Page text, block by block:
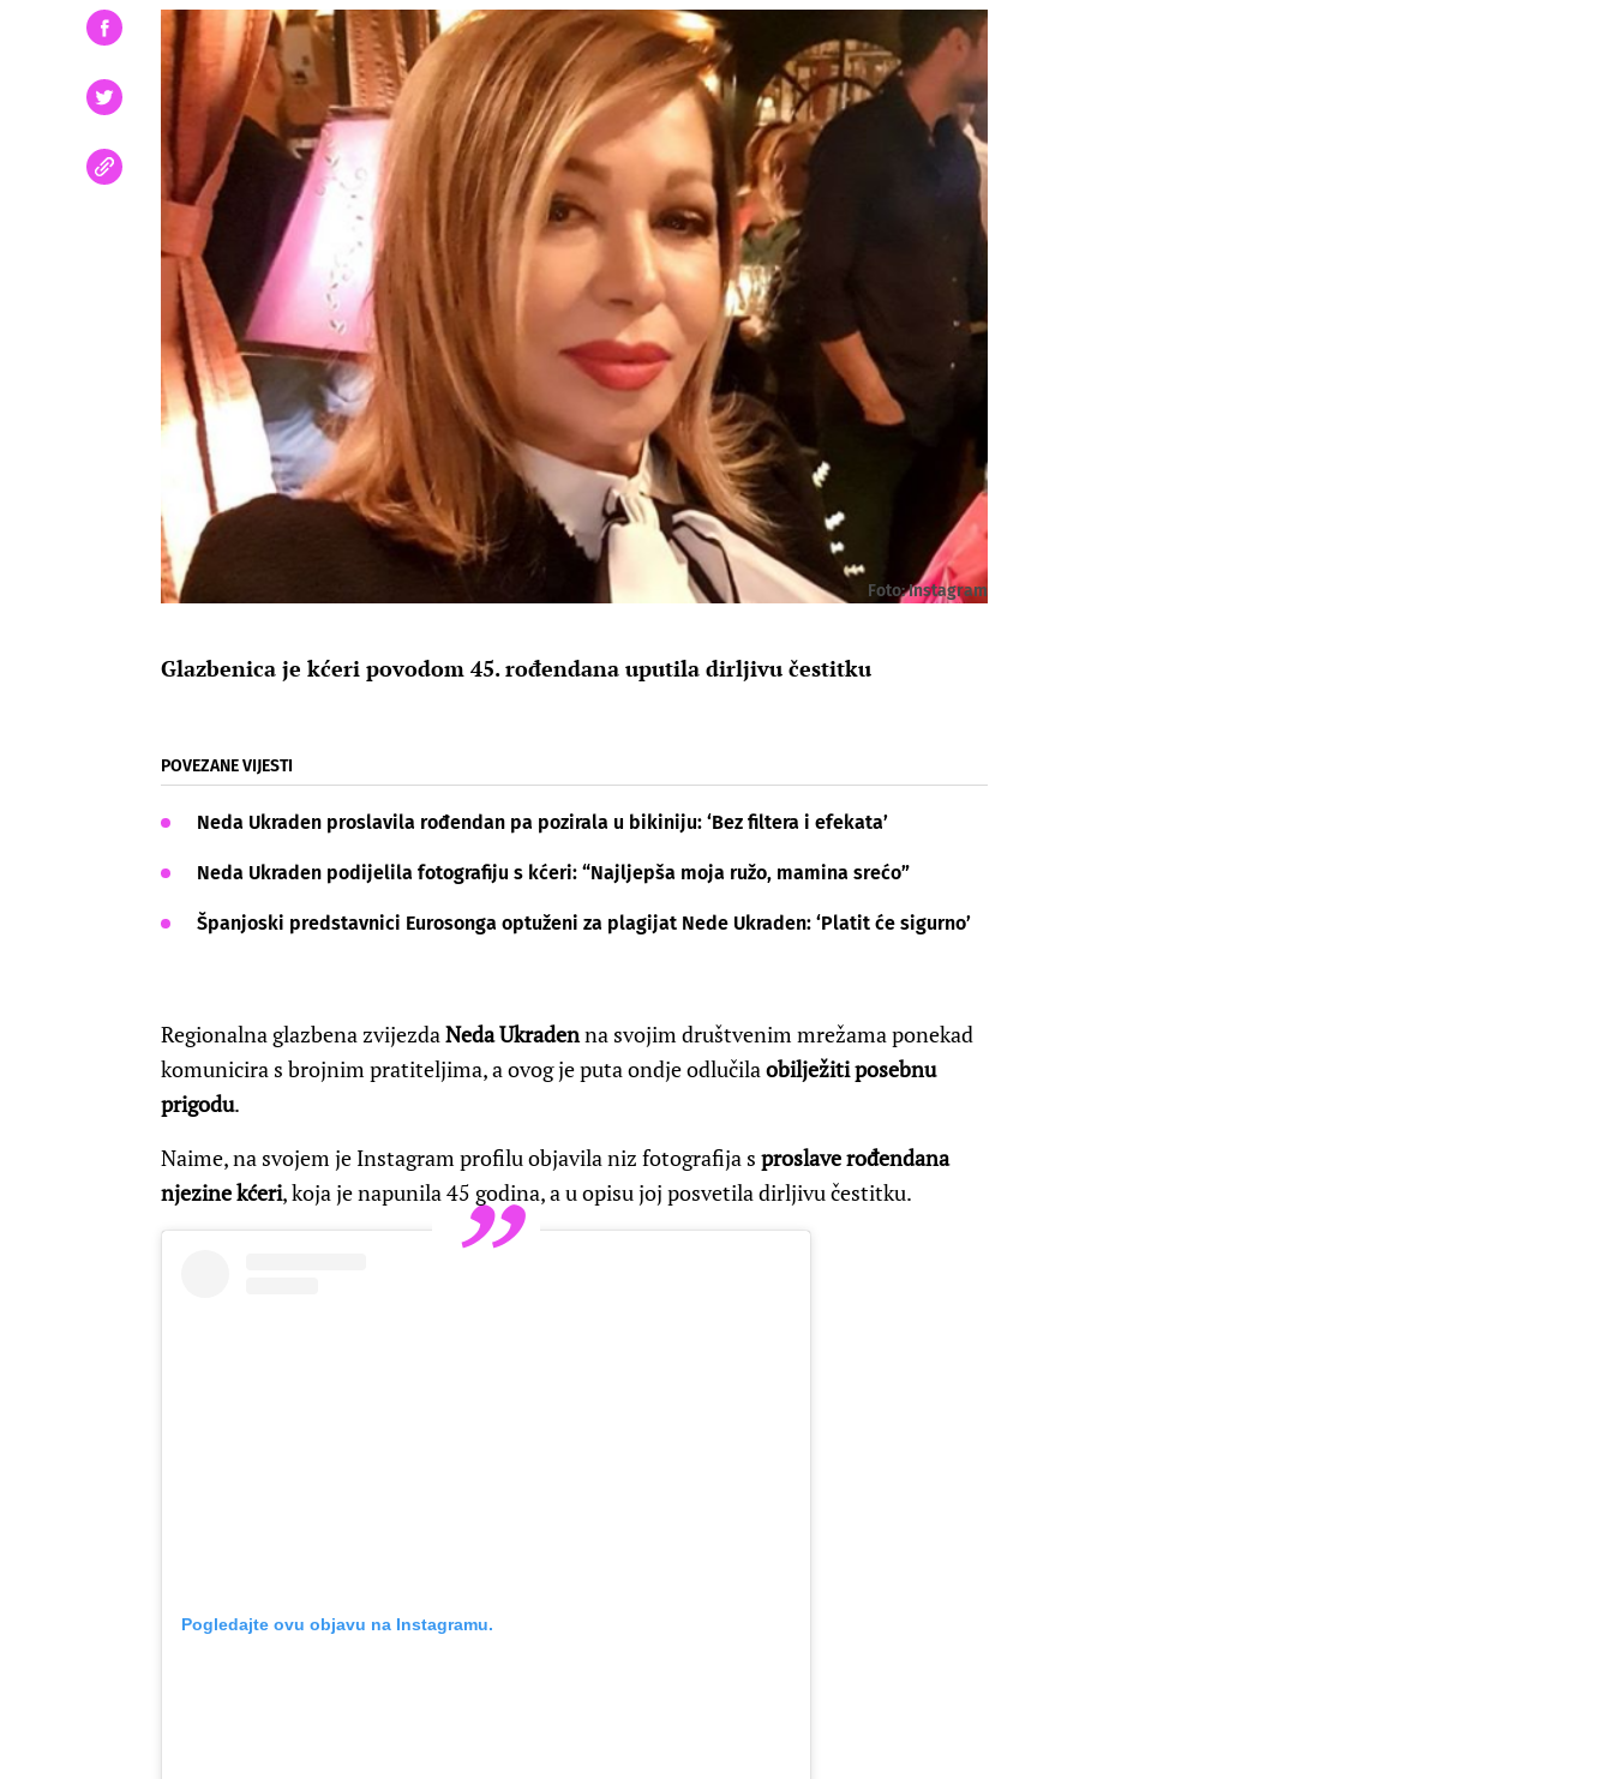
Foto: Instagram
Glazbenica je kćeri povodom 45. rođendana uputila dirljivu čestitku
POVEZANE VIJESTI
Neda Ukraden proslavila rođendan pa pozirala u bikiniju: ‘Bez filtera i efekata’
Neda Ukraden podijelila fotografiju s kćeri: “Najljepša moja ružo, mamina srećo”
Španjoski predstavnici Eurosonga optuženi za plagijat Nede Ukraden: ‘Platit će sigurno’
Regionalna glazbena zvijezdaNeda Ukradenna svojim društvenim mrežama ponekad
komunicira s brojnim pratiteljima, a ovog je puta ondje odlučilaobilježiti posebnu
prigodu.
Naime, na svojem je Instagram profilu objavila niz fotografija s proslave rođendana
njezine kćeri, koja je napunila 45 godina, a u opisu joj posvetila dirljivu čestitku.
Pogledajte ovu objavu na Instagramu.